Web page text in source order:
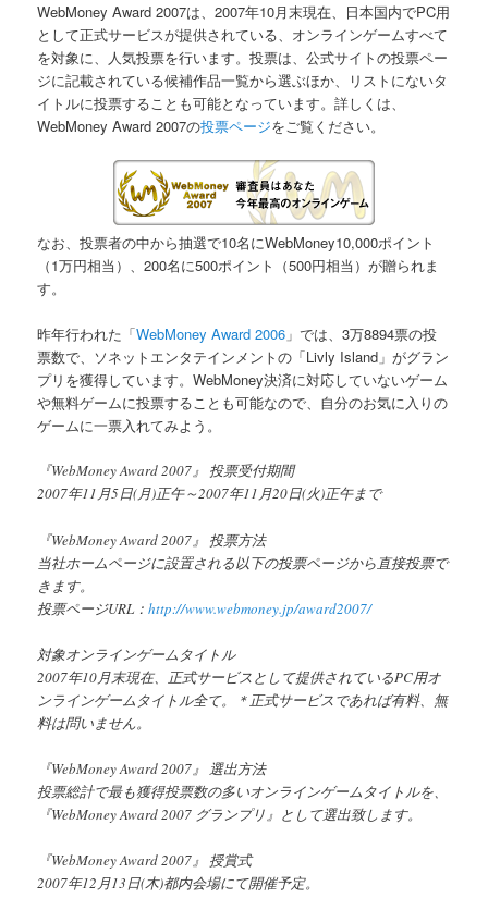
WebMoney Award 2007は、2007年10月末現在、日本国内でPC用
として正式サービスが提供されている、オンラインゲームすべて
を対象に、人気投票を行います。投票は、公式サイトの投票ペー
ジに記載されている候補作品一覧から選ぶほか、リストにないタ
イトルに投票することも可能となっています。詳しくは、
WebMoney Award 2007の投票ページをご覧ください。
なお、投票者の中から抽選で10名にWebMoney10,000ポイント
（1万円相当）、200名に500ポイント（500円相当）が贈られま
す。
昨年行われた「WebMoney Award 2006 」では、3万8894票の投
票数で、ソネットエンタテインメントの「Livly Island」がグラン
プリを獲得しています。WebMoney決済に対応していないゲーム
や無料ゲームに投票することも可能なので、自分のお気に入りの
ゲームに一票入れてみよう。
『WebMoney Award 2007』 投票受付期間
2007年11月5日(月)正午～2007年11月20日(火)正午まで
『WebMoney Award 2007』 投票方法
当社ホームページに設置される以下の投票ページから直接投票で
きます。
投票ページURL：http://www.webmoney.jp/award2007/
対象オンラインゲームタイトル
2007年10月末現在、正式サービスとして提供されているPC用オ
ンラインゲームタイトル全て。＊正式サービスであれば有料、無
料は問いません。
『WebMoney Award 2007』 選出方法
投票総計で最も獲得投票数の多いオンラインゲームタイトルを、
『WebMoney Award 2007 グランプリ』として選出致します。
『WebMoney Award 2007』 授賞式
2007年12月13日(木)都内会場にて開催予定。